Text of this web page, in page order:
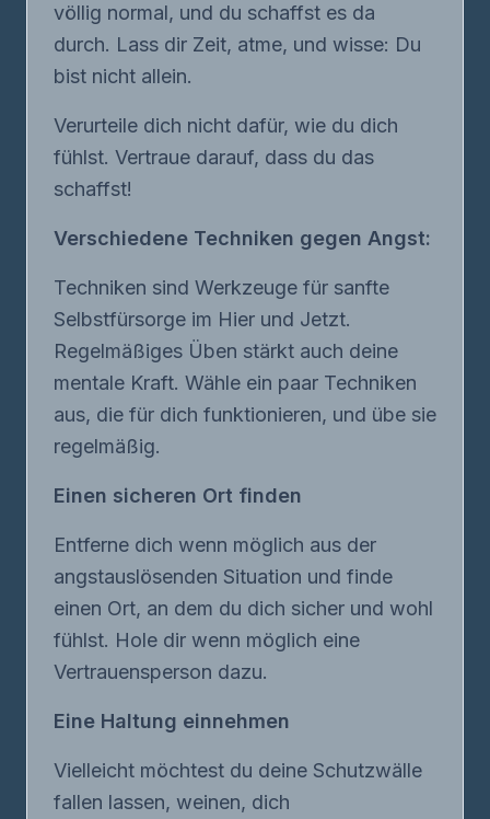
völlig normal, und du schaffst es da
durch. Lass dir Zeit, atme, und wisse: Du
bist nicht allein.
Verurteile dich nicht dafür, wie du dich
fühlst. Vertraue darauf, dass du das
schaffst!
Verschiedene Techniken gegen Angst:
Techniken sind Werkzeuge für sanfte
Selbstfürsorge im Hier und Jetzt.
Regelmäßiges Üben stärkt auch deine
mentale Kraft. Wähle ein paar Techniken
aus, die für dich funktionieren, und übe sie
regelmäßig.
Einen sicheren Ort finden
Entferne dich wenn möglich aus der
angstauslösenden Situation und finde
einen Ort, an dem du dich sicher und wohl
fühlst. Hole dir wenn möglich eine
Vertrauensperson dazu.
Eine Haltung einnehmen
Vielleicht möchtest du deine Schutzwälle
fallen lassen, weinen, dich